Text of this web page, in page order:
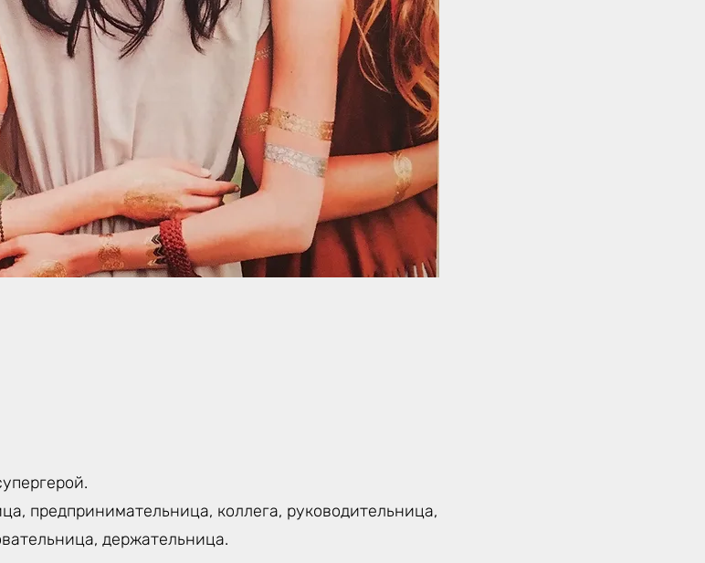
предпринимательница, коллега, руководительница,
держательница.